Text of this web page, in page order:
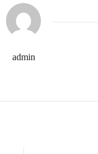
admin